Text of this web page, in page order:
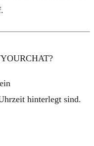
hinterlegt sind.